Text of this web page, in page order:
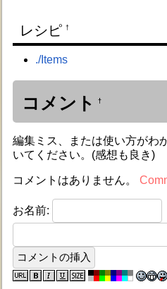
レシピ †
./Items
コメント †
編集ミス、または使い方がわ
いてください。(感想も良き)
コメントはありません。
お名前: